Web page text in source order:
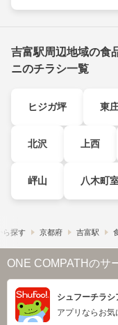
吉富駅周辺地域の食
ニのチラシ一覧
ヒジガ坪 東
北沢 上西
岼山 八木町
ら探す 京都府 吉富駅
ONE COMPATHのサ
シュフーチラシ
アプリならお気